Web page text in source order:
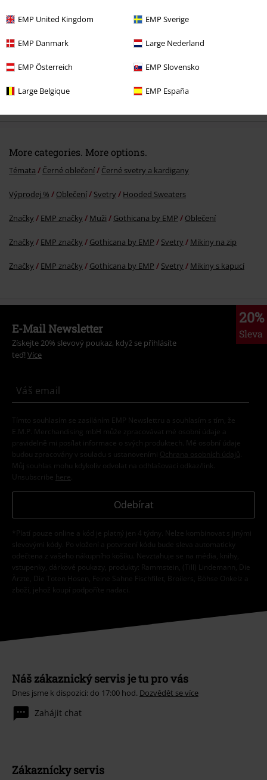
EMP United Kingdom EMP Sverige
EMP Danmark Large Nederland
EMP Österreich EMP Slovensko
Large Belgique EMP España
%
More categories. More options.
Témata Černé oblečení Černé svetry a kardigany
Výprodej % Oblečení Svetry Hooded Sweaters
Značky EMP značky Muži Gothicana by EMP Oblečení
Značky EMP značky Gothicana by EMP Svetry Mikiny na zip
Značky EMP značky Gothicana by EMP Svetry Mikiny s kapucí
20%
Sleva
E-Mail Newsletter
Získejte 20% slevový poukaz, když se přihlásíte
teď! Více
Tímto souhlasím se zasíláním EMP Newslettru a souhlasím s tím, že
E.M.P. Merchandising mbH může zpracovávat mé osobní údaje a
pravidelně mi posílat informace o svých produktech. Mé osobní údaje
budou zpracovány v souladu s ustanoveními
Ochrana osobních údajů
Můj souhlas mohu kdykoliv odvolat na odhlašovací odkaz/link.
Unsubscribe here
Odebírat
*Platí pouze online a kód je platný jen 4 týdny. Nelze kombinovat s jinými
slevovými kódy. Po vložení a potvrzení kódu bude sleva automaticky
odečtena z vašeho nákupního košíku. Nevztahuje se na média, knihy,
vstupenky, dárkové poukazy, produkty: Rammstein, (Till) Lindemann, Die
Ärzte, Die Toten Hosen, Feine Sahne Fischfilet, Broilers, Böhse Onkelz a
zboží, jehož koupí podpoříte nadaci.
Náš zákaznický servis je tu pro vás
Dnes jsme k dispozici: do 17:00 hod. Dozvědět se více
Zahájit chat
Zákaznícky servis